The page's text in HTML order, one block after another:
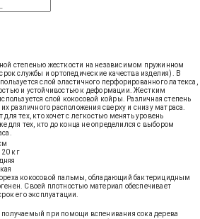
степенью жесткости на независимом пружинном
службы и ортопедические качества изделия). В
слой эластичного перфорированного латекса,
и устойчивостью к деформации. Жестким
слой кокосовой койры. Различная степень
различного расположения сверху и снизу матраса.
тех, кто хочет с легкостью менять уровень
для тех, кто до конца не определился с выбором
кг
кокосовой пальмы, обладающий бактерицидным
Своей плотностью материал обеспечивает
его эксплуатации.
при помощи вспенивания сока дерева